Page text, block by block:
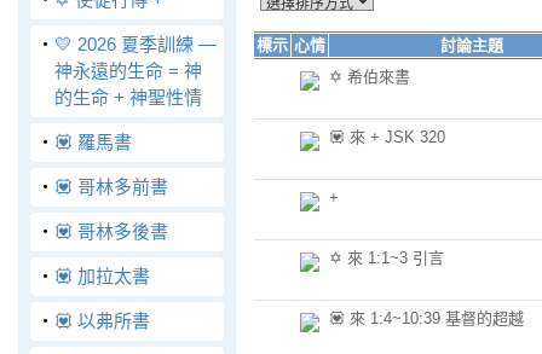
‧ 💛 2026 夏季訓練 —
神永遠的生命 = 神
的生命 + 神聖性情
‧ 💟 羅馬書
‧ 💟 哥林多前書
‧ 💟 哥林多後書
‧ 💟 加拉太書
‧ 💟 以弗所書
標示 心情
討論主題
✡️ 希伯來書
💟 來 + JSK 320
+
✡️ 來 1:1~3 引言
💟 來 1:4~10:39 基督的超越